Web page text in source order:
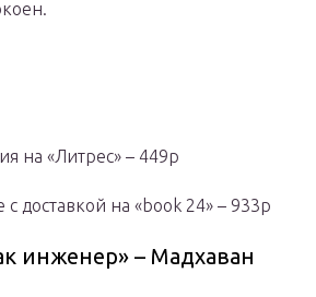
на «Литрес» – 449р
доставкой на «book 24» – 933р
инженер» – Мадхаван